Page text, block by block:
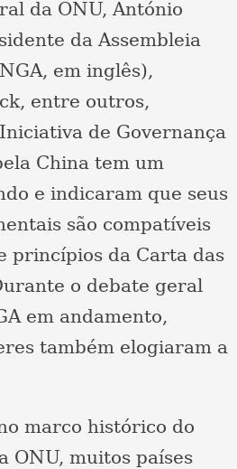
da ONU, António
da Assembleia
em inglês),
entre outros,
de Governança
China tem um
e indicaram que seus
são compatíveis
princípios da Carta das
o debate geral
em andamento,
também elogiaram a
marco histórico do
ONU, muitos países